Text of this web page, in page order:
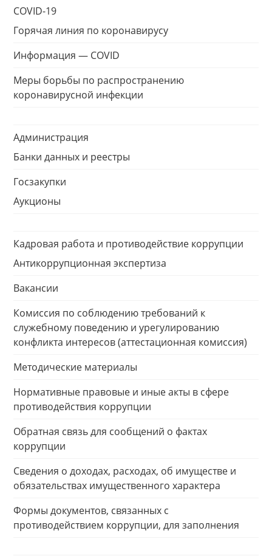
COVID-19
Горячая линия по коронавирусу
Информация — COVID
Меры борьбы по распространению
коронавирусной инфекции
Администрация
Банки данных и реестры
Госзакупки
Аукционы
Кадровая работа и противодействие коррупции
Антикоррупционная экспертиза
Вакансии
Комиссия по соблюдению требований к
служебному поведению и урегулированию
конфликта интересов (аттестационная комиссия)
Методические материалы
Нормативные правовые и иные акты в сфере
противодействия коррупции
Обратная связь для сообщений о фактах
коррупции
Сведения о доходах, расходах, об имуществе и
обязательствах имущественного характера
Формы документов, связанных с
противодействием коррупции, для заполнения